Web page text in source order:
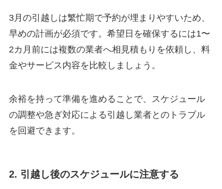
3月の引越しは繁忙期で予約が埋まりやすいため、
早めの計画が必須です。希望日を確保するには1〜
2カ月前には複数の業者へ相見積もりを依頼し、料
金やサービス内容を比較しましょう。
余裕を持って準備を進めることで、スケジュール
の調整や急ぎ対応による引越し業者とのトラブル
を回避できます。
2. 引越し後のスケジュールに注意する